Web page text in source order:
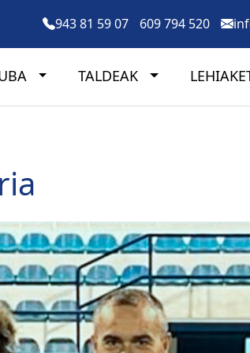
943 81 59 07 609 794 520
TALDEAK